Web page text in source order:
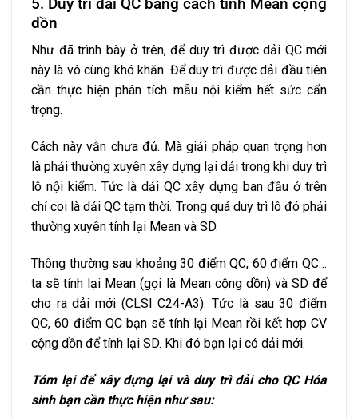
dồn
Như đã trình bày ở trên, để duy trì được dải QC mới
này là vô cùng khó khăn. Để duy trì được dải đầu tiên
cần thực hiện phân tích mẫu nội kiểm hết sức cẩn
trọng.
Cách này vẫn chưa đủ. Mà giải pháp quan trọng hơn
là phải thường xuyên xây dựng lại dải trong khi duy trì
lô nội kiểm. Tức là dải QC xây dựng ban đầu ở trên
chỉ coi là dải QC tạm thời. Trong quá duy trì lô đó phải
thường xuyên tính lại Mean và SD.
Thông thường sau khoảng 30 điểm QC, 60 điểm QC…
ta sẽ tính lại Mean (gọi là Mean cộng dồn) và SD để
cho ra dải mới (CLSI C24-A3). Tức là sau 30 điểm
QC, 60 điểm QC bạn sẽ tính lại Mean rồi kết hợp CV
cộng dồn để tính lại SD. Khi đó bạn lại có dải mới.
Tóm lại để xây dựng lại và duy trì dải cho QC Hóa
sinh bạn cần thực hiện như sau: